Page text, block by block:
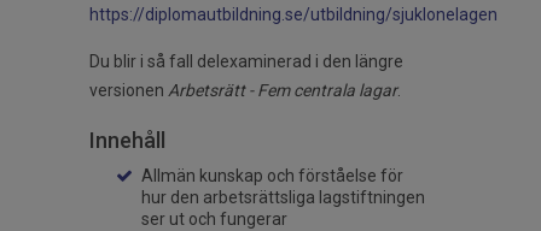
https://diplomautbildning.se/utbildning/sjuklonelagen
Du blir i så fall delexaminerad i den längre
versionen Arbetsrätt - Fem centrala lagar.
Innehåll
Allmän kunskap och förståelse för
hur den arbetsrättsliga lagstiftningen
ser ut och fungerar